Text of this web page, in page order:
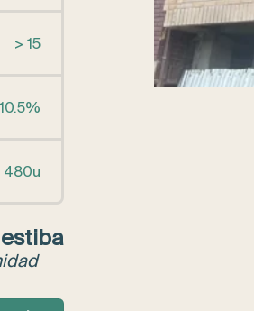
> 15
480u
cantidad